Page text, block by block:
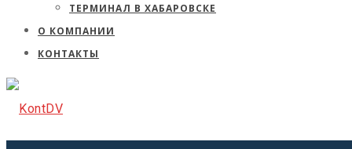
ТЕРМИНАЛ В ХАБАРОВСКЕ
О КОМПАНИИ
КОНТАКТЫ